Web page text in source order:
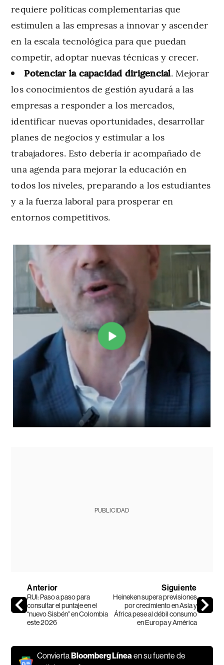
requiere políticas complementarias que
estimulen a las empresas a innovar y ascender
en la escala tecnológica para que puedan
competir, adoptar nuevas técnicas y crecer.
Potenciar la capacidad dirigencial. Mejorar
los conocimientos de gestión ayudará a las
empresas a responder a los mercados,
identificar nuevas oportunidades, desarrollar
planes de negocios y estimular a los
trabajadores. Esto debería ir acompañado de
una agenda para mejorar la educación en
todos los niveles, preparando a los estudiantes
y a la fuerza laboral para prosperar en
entornos competitivos.
PUBLICIDAD
Anterior
RUI: Paso a paso para
consultar el puntaje en el
“nuevo Sisbén” en Colombia
este 2026
Siguiente
Heineken supera previsiones
por crecimiento en Asia y
África pese al débil consumo
en Europa y América
Convierta Bloomberg Líneaen su fuente de